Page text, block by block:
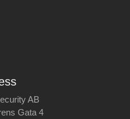
AB
Gata 4